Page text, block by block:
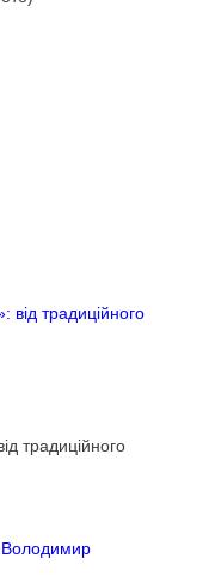
традиційного